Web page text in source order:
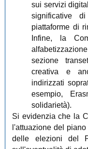
sui servizi
significative
piattaforme di
Infine, la
sezione
creativa e
indirizzati
esempio,
solidarietà).
Si evidenzia che la
l'attuazione del
delle elezioni del